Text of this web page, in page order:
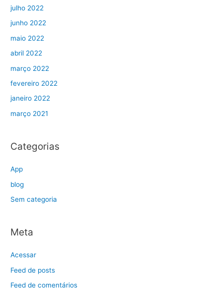
julho 2022
junho 2022
maio 2022
abril 2022
março 2022
fevereiro 2022
janeiro 2022
março 2021
Categorias
App
blog
Sem categoria
Meta
Acessar
Feed de posts
Feed de comentários